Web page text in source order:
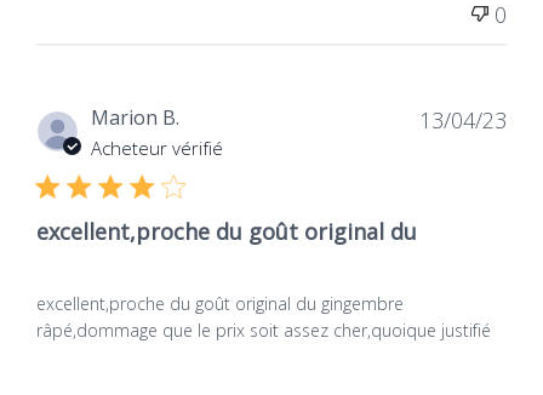
0
Marion B.
Acheteur vérifié
excellent,proche du goût original du
excellent,proche du goût original du gingembre
râpé,dommage que le prix soit assez cher,quoique justifié
13/04/23